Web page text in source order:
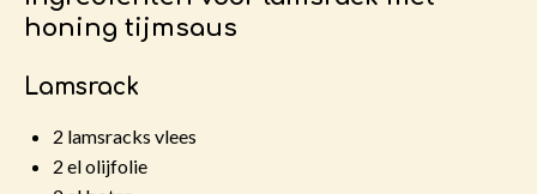
honing tijmsaus
Lamsrack
2 lamsracks vlees
2 el olijfolie